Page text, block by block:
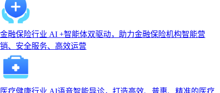
金融保险行业 AI +智能体双驱动，助力金融保险机构智能营
销、安全服务、高效运营